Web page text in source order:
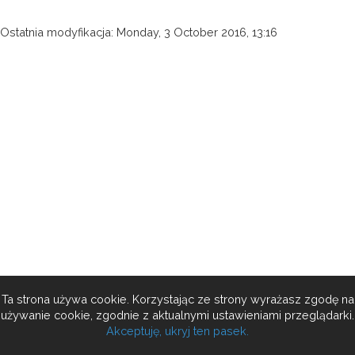
Ostatnia modyfikacja: Monday, 3 October 2016, 13:16
Ta strona używa cookie. Korzystając ze strony wyrażasz zgodę na
używanie cookie, zgodnie z aktualnymi ustawieniami przeglądarki.
Akceptuję, ukryj ten pasek.